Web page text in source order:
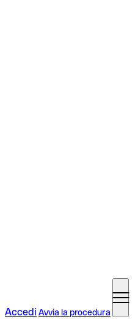
Accedi Avvia la procedura